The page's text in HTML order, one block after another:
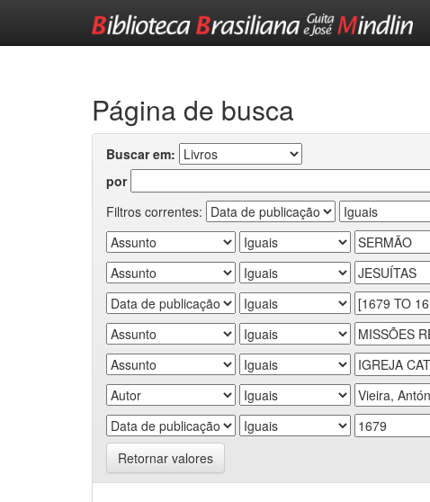
Página de busca
Buscar em:
por
Filtros correntes:
Retornar valores